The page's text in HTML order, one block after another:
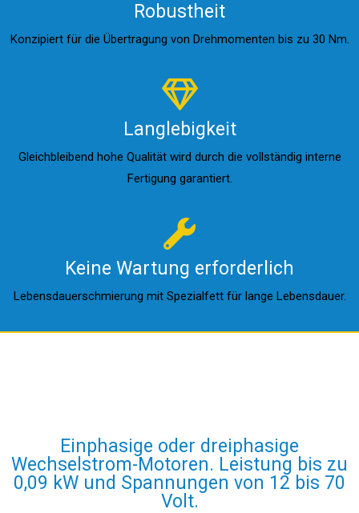
Robustheit
Konzipiert für die Übertragung von Drehmomenten bis zu 30 Nm.
Langlebigkeit
Gleichbleibend hohe Qualität wird durch die vollständig interne
Fertigung garantiert.
Keine Wartung erforderlich
Lebensdauerschmierung mit Spezialfett für lange Lebensdauer.
Einphasige oder dreiphasige
Wechselstrom-Motoren. Leistung bis zu
0,09 kW und Spannungen von 12 bis 70
Volt.